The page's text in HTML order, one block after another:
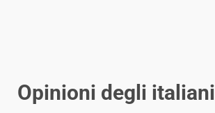
Opinioni degli italiani